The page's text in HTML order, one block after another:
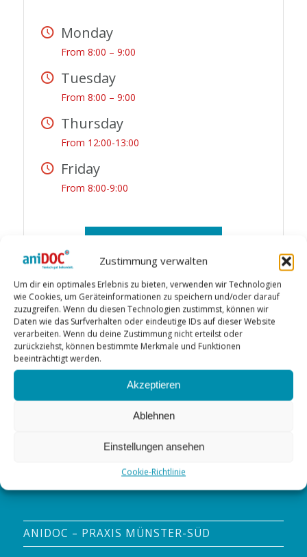
Zustimmung verwalten
Um dir ein optimales Erlebnis zu bieten, verwenden wir Technologien
wie Cookies, um Geräteinformationen zu speichern und/oder darauf
zuzugreifen. Wenn du diesen Technologien zustimmst, können wir
Daten wie das Surfverhalten oder eindeutige IDs auf dieser Website
verarbeiten. Wenn du deine Zustimmung nicht erteilst oder
zurückziehst, können bestimmte Merkmale und Funktionen
beeinträchtigt werden.
Akzeptieren
Ablehnen
Einstellungen ansehen
Cookie-Richtlinie
Monday
From 8:00 – 9:00
Tuesday
From 8:00 – 9:00
Thursday
From 12:00-13:00
Friday
From 8:00-9:00
COACH
VAN HELWING
Weight lifting coach
ANIDOC – PRAXIS MÜNSTER-SÜD